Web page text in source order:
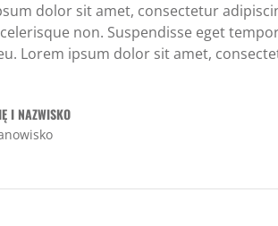
dolor sit amet, consectetur
non. Suspendisse eget
Lorem ipsum dolor sit amet,
I NAZWISKO